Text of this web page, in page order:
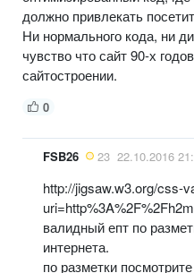
должно привлекать
Ни нормального кода, ни
чувство что сайт 90-х
сайтостроении.
0
FSB26 23 22.10.2016
http://jigsaw.w3.org/css-
валидный епт по
интернета.
по разметки